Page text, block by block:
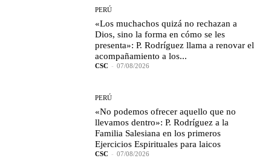
PERÚ
«Los muchachos quizá no rechazan a
Dios, sino la forma en cómo se les
presenta»: P. Rodríguez llama a renovar el
acompañamiento a los...
CSC - 07/08/2026
PERÚ
«No podemos ofrecer aquello que no
llevamos dentro»: P. Rodríguez a la
Familia Salesiana en los primeros
Ejercicios Espirituales para laicos
CSC - 07/08/2026